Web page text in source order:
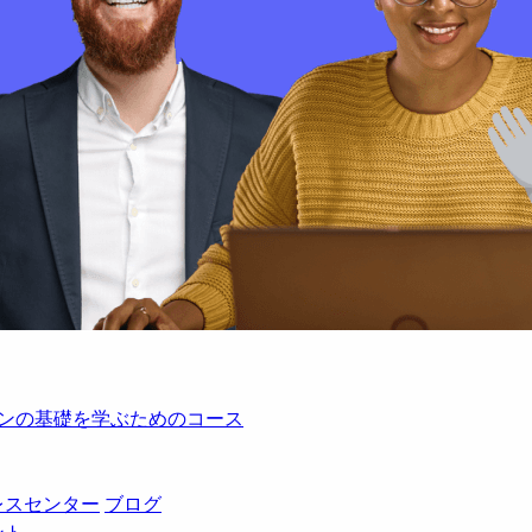
基礎を学ぶためのコース
センター ブログ